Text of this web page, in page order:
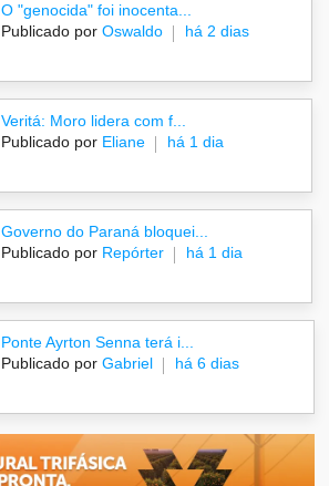
O "genocida" foi inocenta...
Publicado por Oswaldo há 2 dias
Veritá: Moro lidera com f...
Publicado por Eliane há 1 dia
Governo do Paraná bloquei...
Publicado por Repórter há 1 dia
Ponte Ayrton Senna terá i...
Publicado por Gabriel há 6 dias